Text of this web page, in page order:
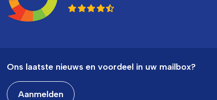
Ons laatste nieuws en voordeel in uw mailbox?
Aanmelden